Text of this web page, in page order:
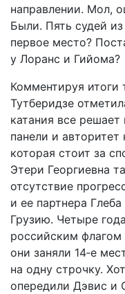
направлении. Мол,
Были. Пять судей
первое место?
у Лоранс и Гийома?
Комментируя итоги
Тутберидзе
катания все решает
панели и
которая стоит за
Этери Георгиевна
отсутствие
и ее партнера
Грузию. Четыре
российским
они заняли 14‑е
на одну строчку.
опередили Дэвис и